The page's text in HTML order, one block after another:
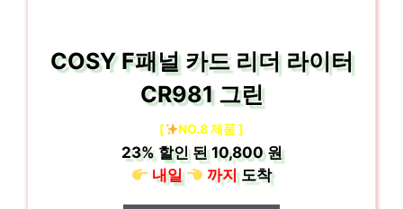
COSY F패널 카드 리더 라이터
CR981 그린
[ NO.8 제품 ]
23%할인 된10,800 원
내일
까지도착